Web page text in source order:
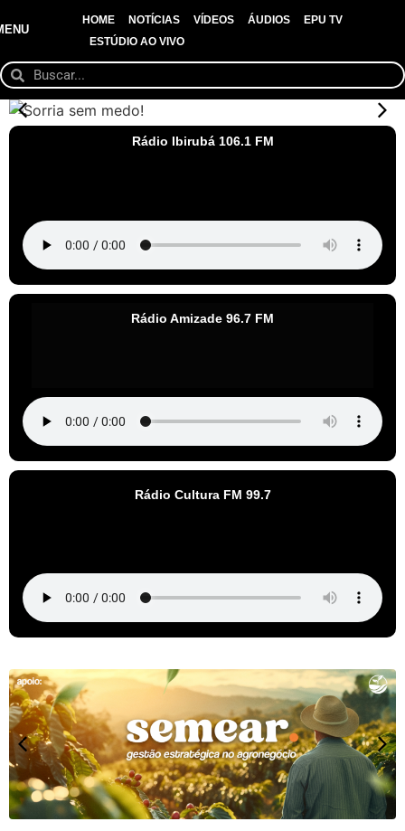
HOME NOTÍCIAS VÍDEOS ÁUDIOS
EPU TV
ESTÚDIO AO VIVO
Rádio Ibirubá 106.1 FM
Rádio Amizade 96.7 FM
Rádio Cultura FM 99.7